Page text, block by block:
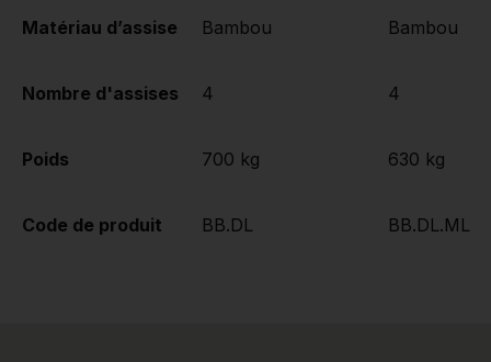
Matériau d’assise
Nombre d'assises
Poids
Code de produit
Bambou
4
700 kg
BB.DL
Bambou
4
630 kg
BB.DL.ML